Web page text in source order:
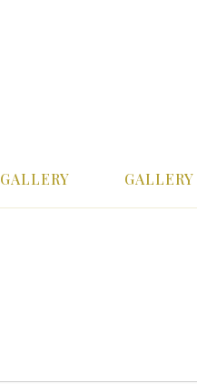
GALLERY